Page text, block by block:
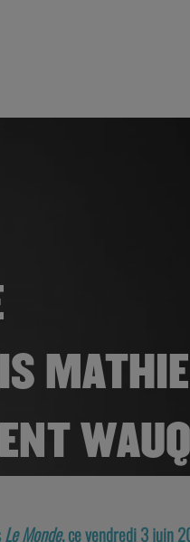
Le Monde, ce vendredi 3 juin